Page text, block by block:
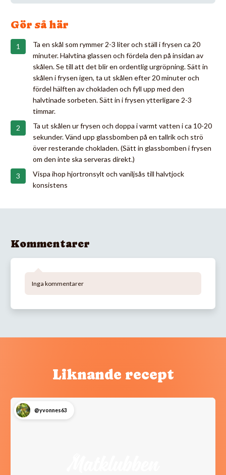
Gör så här
Ta en skål som rymmer 2-3 liter och ställ i frysen ca 20
minuter. Halvtina glassen och fördela den på insidan av
skålen. Se till att det blir en ordentlig urgröpning. Sätt in
skålen i frysen igen, ta ut skålen efter 20 minuter och
fördel hälften av chokladen och fyll upp med den
halvtinade sorbeten. Sätt in i frysen ytterligare 2-3
timmar.
Ta ut skålen ur frysen och doppa i varmt vatten i ca 10-20
sekunder. Vänd upp glassbomben på en tallrik och strö
över resterande chokladen. (Sätt in glassbomben i frysen
om den inte ska serveras direkt.)
Vispa ihop hjortronsylt och vaniljsås till halvtjock
konsistens
Kommentarer
Inga kommentarer
Liknande recept
@yvonnes63